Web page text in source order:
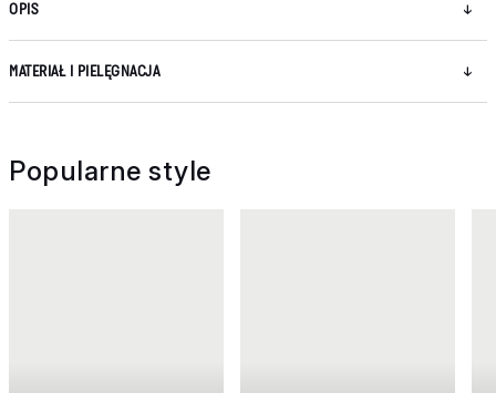
OPIS
MATERIAŁ I PIELĘGNACJA
Popularne style